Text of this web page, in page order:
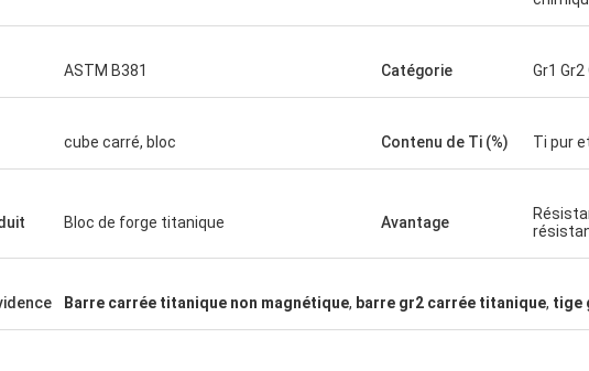
ASTM B381 Catégorie Gr1 Gr2
cube carré, bloc Contenu de Ti (%) Ti pur
Bloc de forge titanique Avantage
Barre carrée titanique non magnétique, barre gr2 carrée titanique, tige